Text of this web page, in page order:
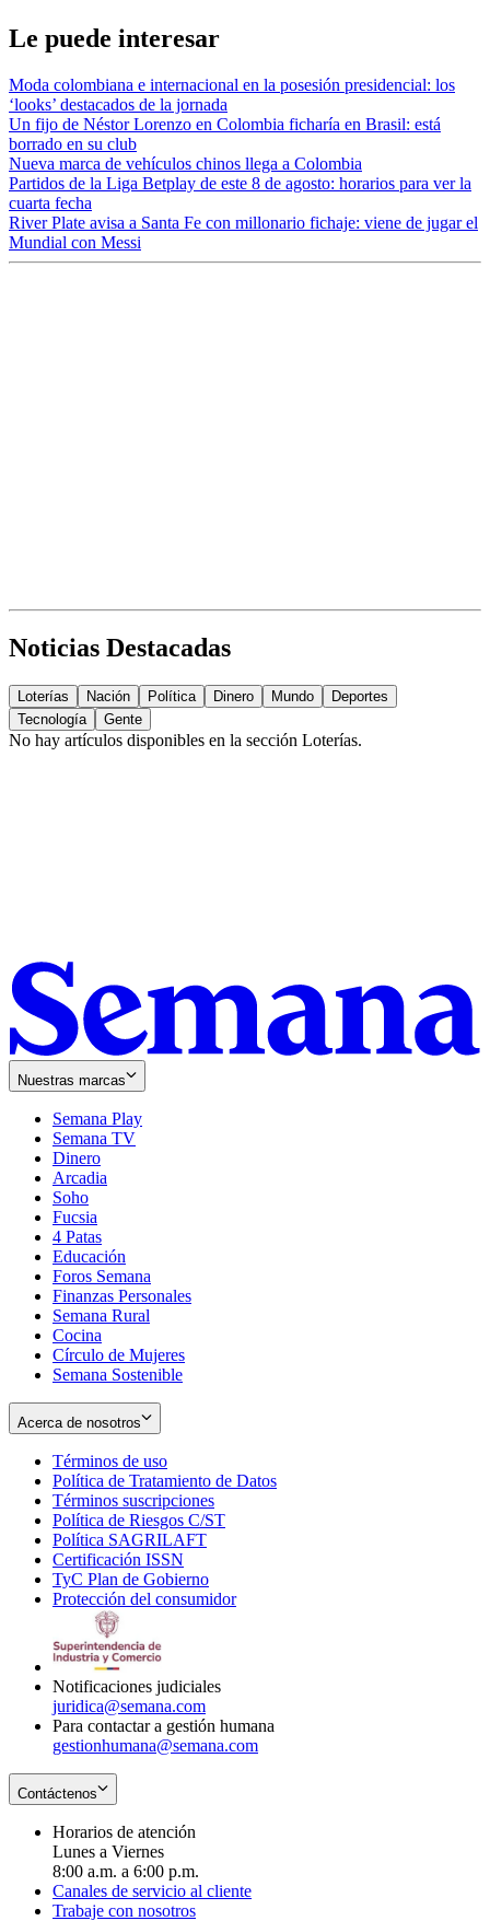
Le puede interesar
Moda colombiana e internacional en la posesión presidencial: los
‘looks’ destacados de la jornada
Un fijo de Néstor Lorenzo en Colombia ficharía en Brasil: está
borrado en su club
Nueva marca de vehículos chinos llega a Colombia
Partidos de la Liga Betplay de este 8 de agosto: horarios para ver la
cuarta fecha
River Plate avisa a Santa Fe con millonario fichaje: viene de jugar el
Mundial con Messi
Noticias Destacadas
Loterías Nación Política Dinero Mundo
Deportes
Tecnología
Gente
No hay artículos disponibles en la sección Loterías.
Nuestras marcas
Semana Play
Semana TV
Dinero
Arcadia
Soho
in
new
window
Fucsia
in
new
window
4 Patas
Educación
Foros Semana
Finanzas Personales
Semana Rural
Cocina
Círculo de Mujeres
Semana Sostenible
Acerca de nosotros
Términos de uso
in
new
window
Política de Tratamiento de Datos
Términos suscripciones
in
Política de Riesgos C/ST
Política SAGRILAFT
new
window
Certificación ISSN
in
new
TyC Plan de Gobierno
in
Protección del consumidorOpens
Notificaciones judiciales
juridica@semana.com
Para contactar a gestión humana
gestionhumana@semana.com
Contáctenos
Horarios de atención
Lunes a Viernes
8:00 a.m. a 6:00 p.m.
Canales de servicio al cliente
Trabaje con nosotros